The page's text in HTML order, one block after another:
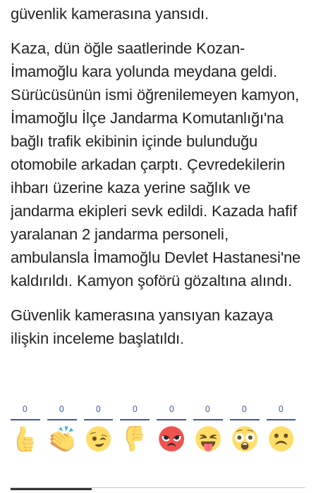
güvenlik kamerasına yansıdı.
Kaza, dün öğle saatlerinde Kozan-
İmamoğlu kara yolunda meydana geldi.
Sürücüsünün ismi öğrenilemeyen kamyon,
İmamoğlu İlçe Jandarma Komutanlığı'na
bağlı trafik ekibinin içinde bulunduğu
otomobile arkadan çarptı. Çevredekilerin
ihbarı üzerine kaza yerine sağlık ve
jandarma ekipleri sevk edildi. Kazada hafif
yaralanan 2 jandarma personeli,
ambulansla İmamoğlu Devlet Hastanesi'ne
kaldırıldı. Kamyon şoförü gözaltına alındı.
Güvenlik kamerasına yansıyan kazaya
ilişkin inceleme başlatıldı.